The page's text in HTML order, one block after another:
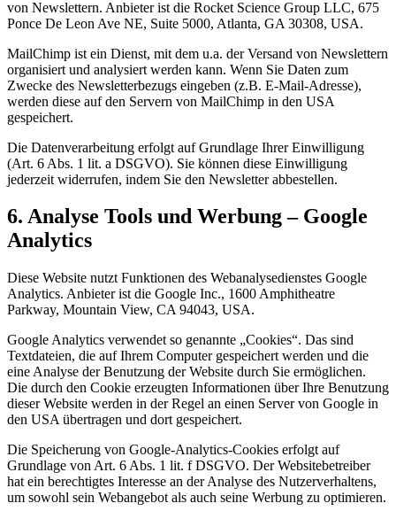
von Newslettern. Anbieter ist die Rocket Science Group LLC, 675
Ponce De Leon Ave NE, Suite 5000, Atlanta, GA 30308, USA.
MailChimp ist ein Dienst, mit dem u.a. der Versand von Newslettern
organisiert und analysiert werden kann. Wenn Sie Daten zum
Zwecke des Newsletterbezugs eingeben (z.B. E-Mail-Adresse),
werden diese auf den Servern von MailChimp in den USA
gespeichert.
Die Datenverarbeitung erfolgt auf Grundlage Ihrer Einwilligung
(Art. 6 Abs. 1 lit. a DSGVO). Sie können diese Einwilligung
jederzeit widerrufen, indem Sie den Newsletter abbestellen.
6. Analyse Tools und Werbung – Google
Analytics
Diese Website nutzt Funktionen des Webanalysedienstes Google
Analytics. Anbieter ist die Google Inc., 1600 Amphitheatre
Parkway, Mountain View, CA 94043, USA.
Google Analytics verwendet so genannte „Cookies“. Das sind
Textdateien, die auf Ihrem Computer gespeichert werden und die
eine Analyse der Benutzung der Website durch Sie ermöglichen.
Die durch den Cookie erzeugten Informationen über Ihre Benutzung
dieser Website werden in der Regel an einen Server von Google in
den USA übertragen und dort gespeichert.
Die Speicherung von Google-Analytics-Cookies erfolgt auf
Grundlage von Art. 6 Abs. 1 lit. f DSGVO. Der Websitebetreiber
hat ein berechtigtes Interesse an der Analyse des Nutzerverhaltens,
um sowohl sein Webangebot als auch seine Werbung zu optimieren.